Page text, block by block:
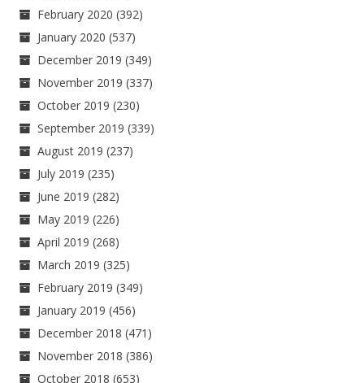
February 2020 (392)
January 2020 (537)
December 2019 (349)
November 2019 (337)
October 2019 (230)
September 2019 (339)
August 2019 (237)
July 2019 (235)
June 2019 (282)
May 2019 (226)
April 2019 (268)
March 2019 (325)
February 2019 (349)
January 2019 (456)
December 2018 (471)
November 2018 (386)
October 2018 (653)